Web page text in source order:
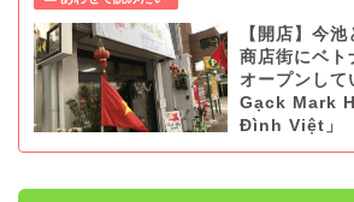
【開店】今
商店街にベト
オープンし
Gạck Mark
Đình Việt」